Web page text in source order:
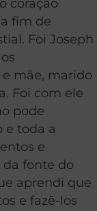
coração
fim de
Foi Joseph
mãe, marido
Foi com ele
pode
e toda a
e
fonte do
aprendi que
e fazê-los